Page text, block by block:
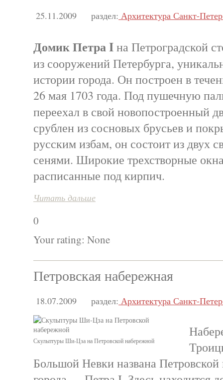
25.11.2009 раздел: Архитектура Санкт-
Домик Петра Iна Петроградской
из сооружений Петербурга,
истории города. Он построен в
26 мая 1703 года. Под пушечную
переехал в свой
срублен из сосновых брусьев и
русским избам, он состоит из двух
сенями. Широкие трехстворные
расписанные под кирпич.
Читать дальше
0
Your rating: None
Петровская набережная
18.07.2009 раздел: Архитектура Санкт-
Скульптуры Ши-Цза на Петровской набережной
Большой Невки названа Петровской